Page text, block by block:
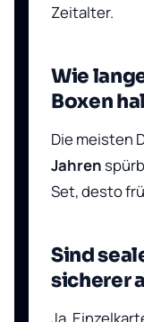
Zeitalter.
Wie
Boxen
Die meisten
Jahren
Set, desto
Sind
sicherer
Ja.